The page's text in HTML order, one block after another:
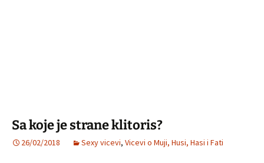
Sa koje je strane klitoris?
26/02/2018 Sexy vicevi, Vicevi o Muji, Husi, Hasi i Fati